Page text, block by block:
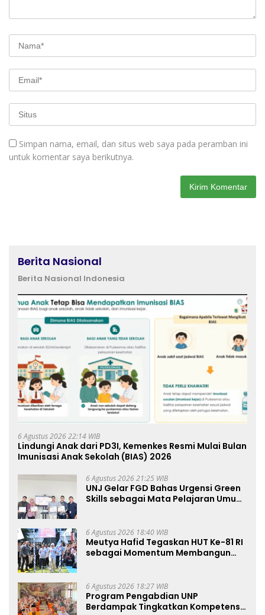
Simpan nama, email, dan situs web saya pada peramban ini
untuk komentar saya berikutnya.
Berita Nasional
Berita Nasional Indonesia
6 Agustus 2026 22:14 WIB
Lindungi Anak dari PD3I, Kemenkes Resmi Mulai Bulan
Imunisasi Anak Sekolah (BIAS) 2026
6 Agustus 2026 21:25 WIB
UNJ Gelar FGD Bahas Urgensi Green
Skills sebagai Mata Pelajaran Umum
6 Agustus 2026 18:40 WIB
Meutya Hafid Tegaskan HUT Ke-81 RI
sebagai Momentum Membangun
6 Agustus 2026 18:27 WIB
Program Pengabdian UNP
Berdampak Tingkatkan Kompetensi